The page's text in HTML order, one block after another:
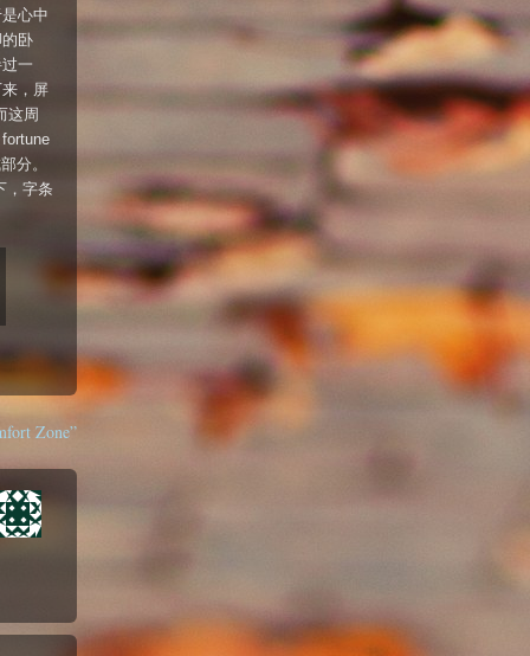
心中
卧
一
，屏
这周
分。
，字条
Zone”